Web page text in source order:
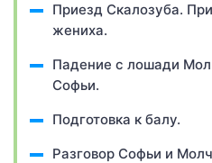
Приезд Скалозуба.
жениха.
Падение с лошади
Софьи.
Подготовка к балу.
Разговор Софьи и